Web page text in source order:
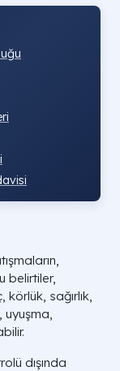
belirtiler,
sağırlık,
uyuşma,
dışında